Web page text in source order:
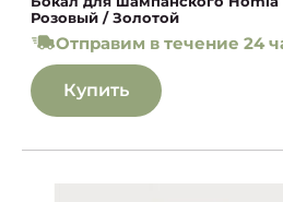
Розовый / Золотой
Отправим в течение 24
Купить